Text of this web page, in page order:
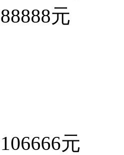
元
106666元